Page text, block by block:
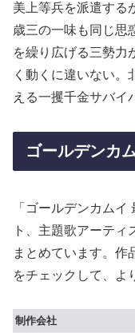
美上等兵を派遣する
歳三の一味も同じ思
を繰り広げる三勢力
く動くに違いない。
える一攫千金サバイ
ゴールデンカ
「ゴールデンカム
ト、主題歌アーテ
まとめています。作
をチェックして、よ
制作会社